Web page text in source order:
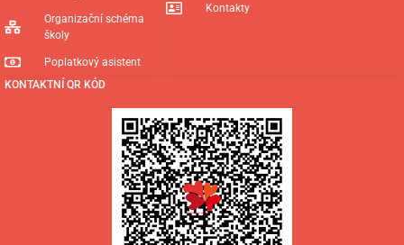
KONTAKTNÍ QR KÓD
Kontakty
Organizační schéma
školy
Poplatkový asistent